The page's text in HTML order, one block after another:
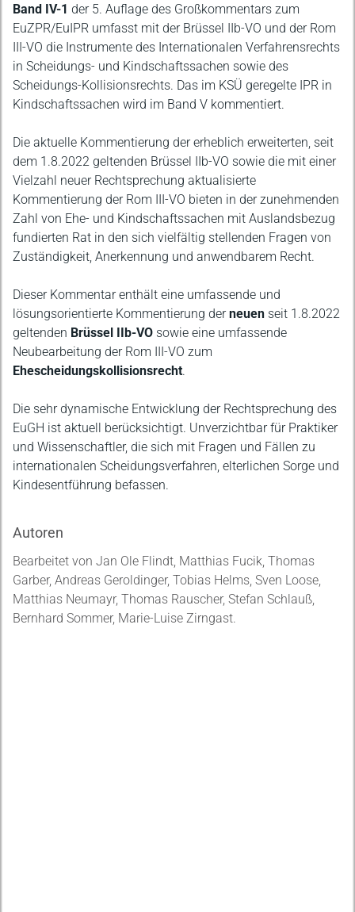
Beschreibung
Band IV-1 der 5. Auflage des Großkommentars zum
EuZPR/EuIPR umfasst mit der Brüssel IIb-VO und der Rom
III-VO die Instrumente des Internationalen Verfahrensrechts
in Scheidungs- und Kindschaftssachen sowie des
Scheidungs-Kollisionsrechts. Das im KSÜ geregelte IPR in
Kindschaftssachen wird im Band V kommentiert.
Die aktuelle Kommentierung der erheblich erweiterten, seit
dem 1.8.2022 geltenden Brüssel IIb-VO sowie die mit einer
Vielzahl neuer Rechtsprechung aktualisierte
Kommentierung der Rom III-VO bieten in der zunehmenden
Zahl von Ehe- und Kindschaftssachen mit Auslandsbezug
fundierten Rat in den sich vielfältig stellenden Fragen von
Zuständigkeit, Anerkennung und anwendbarem Recht.
Dieser Kommentar enthält eine umfassende und
lösungsorientierte Kommentierung derneuen seit 1.8.2022
geltenden Brüssel IIb-VO sowie eine umfassende
Neubearbeitung der Rom III-VO zum
Ehescheidungskollisionsrecht.
Die sehr dynamische Entwicklung der Rechtsprechung des
EuGH ist aktuell berücksichtigt. Unverzichtbar für Praktiker
und Wissenschaftler, die sich mit Fragen und Fällen zu
internationalen Scheidungsverfahren, elterlichen Sorge und
Kindesentführung befassen.
Autoren
Bearbeitet von Jan Ole Flindt, Matthias Fucik, Thomas
Garber, Andreas Geroldinger, Tobias Helms, Sven Loose,
Matthias Neumayr, Thomas Rauscher, Stefan Schlauß,
Bernhard Sommer, Marie-Luise Zirngast.